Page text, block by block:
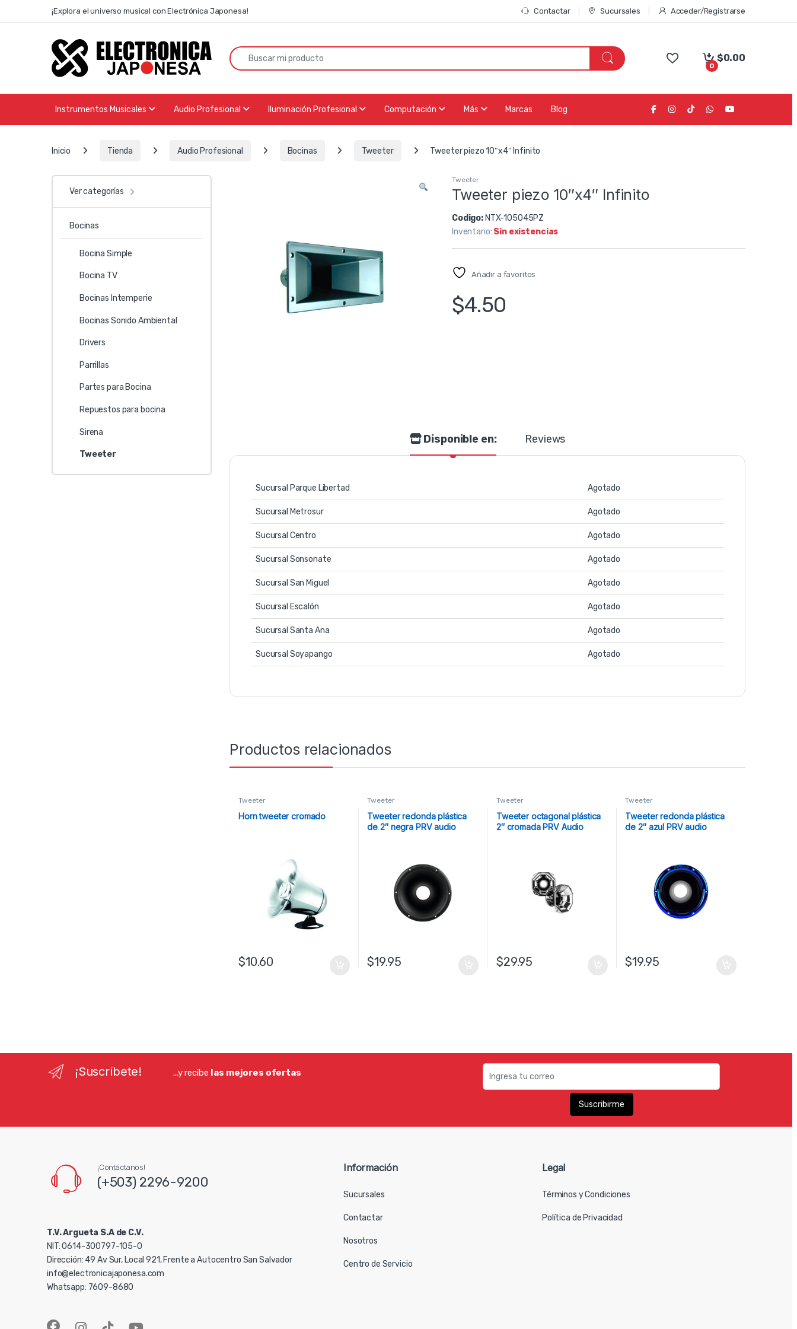
Skip to navigation
Skip to content¡Explora el universo musical con Electrónica Japonesa! Contactar Sucursales Acceder/Registrarse
Search for:
0
$0.00
Instrumentos Musicales Audio Profesional Iluminación Profesional Computación Más Marcas Blog
Inicio Tienda Audio Profesional Bocinas Tweeter Tweeter piezo 10″x4″ Infinito
Tweeter
Tweeter piezo 10″x4″ Infinito
Codigo: NTX-105045PZ
Inventario: Sin existencias
Añadir a favoritos
$4.50
Disponible en: Reviews
Sucursal Parque Libertad Agotado
Sucursal Metrosur Agotado
Sucursal Centro Agotado
Sucursal Sonsonate Agotado
Sucursal San Miguel Agotado
Sucursal Escalón Agotado
Sucursal Santa Ana Agotado
Sucursal Soyapango Agotado
Productos relacionados
Tweeter
Horn tweeter cromado
$10.60
Tweeter
Tweeter redonda plástica
de 2″ negra PRV audio
$19.95
Tweeter
Tweeter octagonal plástica
2″ cromada PRV Audio
$29.95
Tweeter
Tweeter redonda plástica
de 2″ azul PRV audio
$19.95
Ver categorías
Bocinas
Bocina Simple
Bocina TV
Bocinas Intemperie
Bocinas Sonido Ambiental
Drivers
Parrillas
Partes para Bocina
Repuestos para bocina
Sirena
Tweeter
¡Suscríbete! ...y recibe las mejores ofertas
¡Contáctanos!
(+503) 2296-9200
T.V. Argueta S.A de C.V.
NIT: 0614-300797-105-0
Dirección: 49 Av Sur, Local 921, Frente a Autocentro San Salvador
info@electronicajaponesa.com
Whatsapp: 7609-8680
Información
Sucursales
Contactar
Nosotros
Centro de Servicio
Legal
Términos y Condiciones
Política de Privacidad